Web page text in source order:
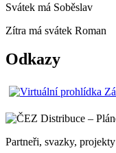
Svátek má Soběslav
Zítra má svátek Roman
Odkazy
Partneři, svazky, projekty